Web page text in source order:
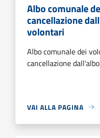
Albo comunale
cancellazione
volontari
Albo comunale dei
cancellazione
VAI ALLA PAGINA